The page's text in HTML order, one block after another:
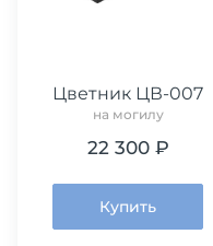
Цветник ЦВ-007
на могилу
22 300 ₽
Купить